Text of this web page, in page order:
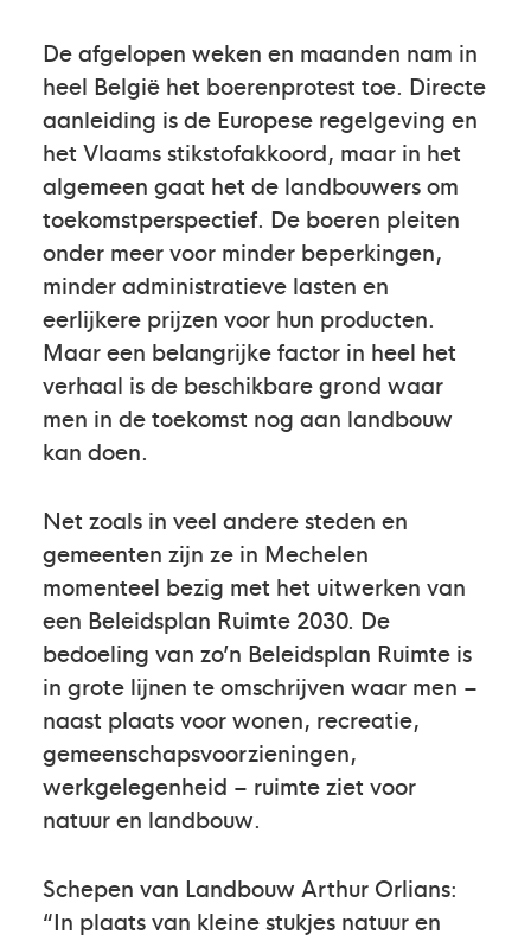
De afgelopen weken en maanden nam in
heel België het boerenprotest toe. Directe
aanleiding is de Europese regelgeving en
het Vlaams stikstofakkoord, maar in het
algemeen gaat het de landbouwers om
toekomstperspectief. De boeren pleiten
onder meer voor minder beperkingen,
minder administratieve lasten en
eerlijkere prijzen voor hun producten.
Maar een belangrijke factor in heel het
verhaal is de beschikbare grond waar
men in de toekomst nog aan landbouw
kan doen.
Net zoals in veel andere steden en
gemeenten zijn ze in Mechelen
momenteel bezig met het uitwerken van
een Beleidsplan Ruimte 2030. De
bedoeling van zo’n Beleidsplan Ruimte is
in grote lijnen te omschrijven waar men –
naast plaats voor wonen, recreatie,
gemeenschapsvoorzieningen,
werkgelegenheid – ruimte ziet voor
natuur en landbouw.
Schepen van Landbouw Arthur Orlians:
“In plaats van kleine stukjes natuur en